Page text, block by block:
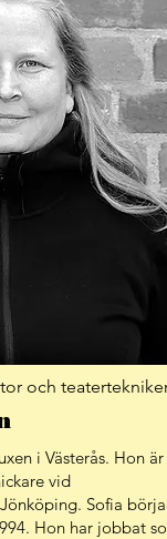
och
i Västerås. Hon är
vid
Sofia
Hon har jobbat